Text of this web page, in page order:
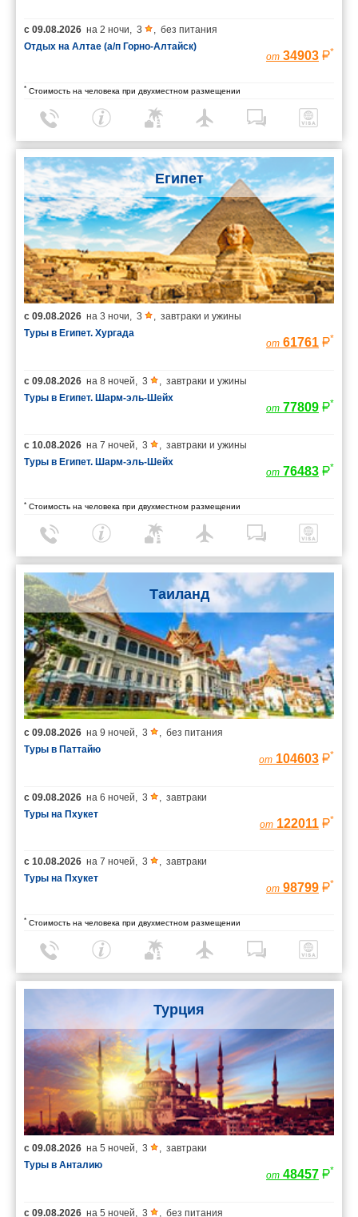
с 09.08.2026 на 2 ночи, 3 , без питания
Отдых на Алтае (а/п Горно-Алтайск)
от 34903 *
* Стоимость на человека при двухместном размещении
Египет
с 09.08.2026 на 3 ночи, 3 , завтраки и ужины
Туры в Египет. Хургада
от 61761 *
с 09.08.2026 на 8 ночей, 3 , завтраки и ужины
Туры в Египет. Шарм-эль-Шейх
от 77809 *
с 10.08.2026 на 7 ночей, 3 , завтраки и ужины
Туры в Египет. Шарм-эль-Шейх
от 76483 *
* Стоимость на человека при двухместном размещении
Таиланд
с 09.08.2026 на 9 ночей 3
без питания
Туры в Паттайю
от 104603 *
с 09.08.2026 на 6 ночей 3
завтраки
Туры на Пхукет
от 122011 *
с 10.08.2026 на 7 ночей 3
завтраки
Туры на Пхукет
от 98799 *
* Стоимость на человека при двухместном размещении
Турция
с 09.08.2026 на 5 ночей, 3 , завтраки
Туры в Анталию
от 48457 *
с 09.08.2026 на 5 ночей, 3 , без питания